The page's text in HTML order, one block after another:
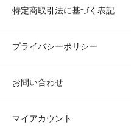
特定商取引法に基づく表記
プライバシーポリシー
お問い合わせ
マイアカウント